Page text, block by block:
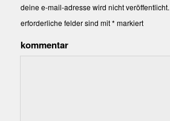
deine e-mail-adresse wird nicht veröffentlicht.
erforderliche felder sind mit* markiert
kommentar